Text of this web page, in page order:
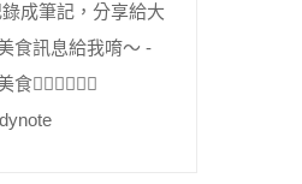
成筆記，分享給大
食訊息給我唷～ -